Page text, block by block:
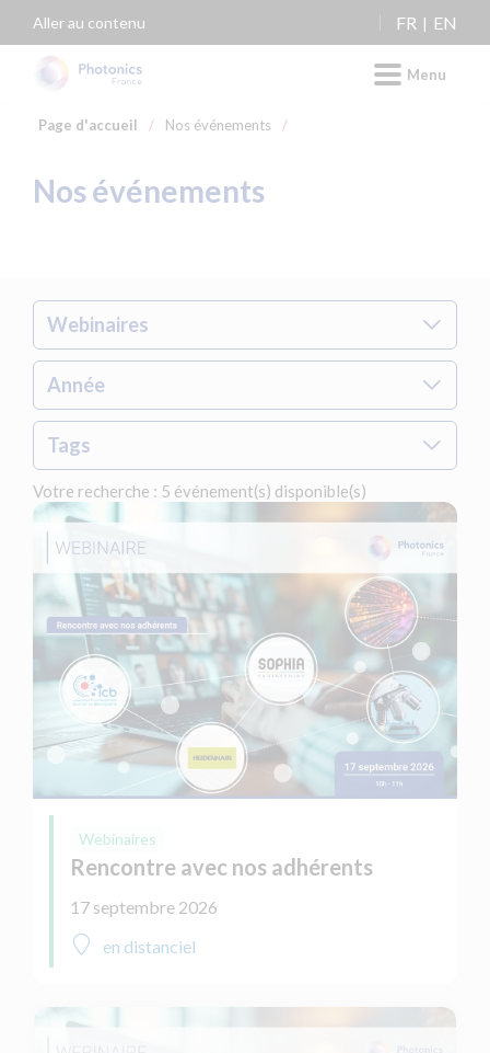
Aller au contenu FR EN
Menu
Page d'accueil / Nos événements /
Nos événements
Webinaires
Année
Tags
Votre recherche : 5 événement(s) disponible(s)
Webinaires
Rencontre avec nos adhérents
17 septembre 2026
en distanciel